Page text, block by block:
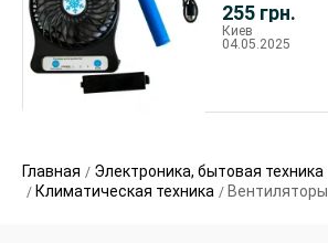
255 грн.
Киев
04.05.2025
Главная
Электроника, бытовая техника
Климатическая техника
Вентиляторы